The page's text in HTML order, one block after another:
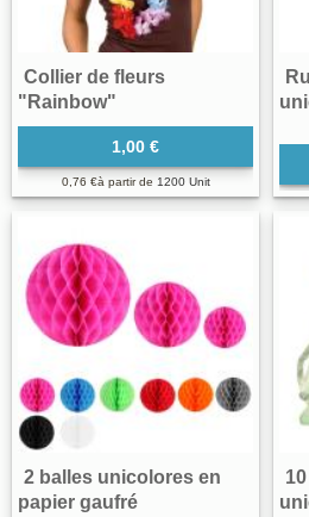
Collier de fleurs
"Rainbow"
1,00 €
0,76 €à partir de 1200 Unit
2 balles unicolores en
papier gaufré